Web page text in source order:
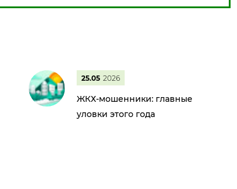
25.05 2026
ЖКХ-мошенники: главные
уловки этого года